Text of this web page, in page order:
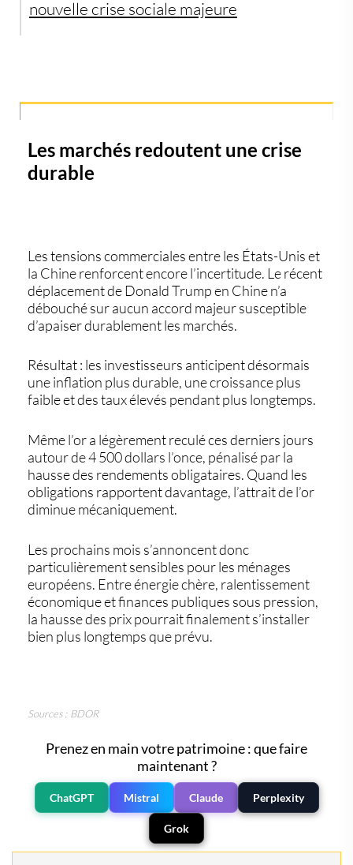
nouvelle crise sociale majeure
Les marchés redoutent une crise
durable
Les tensions commerciales entre les États-Unis et
la Chine renforcent encore l’incertitude. Le récent
déplacement de Donald Trump en Chine n’a
débouché sur aucun accord majeur susceptible
d’apaiser durablement les marchés.
Résultat : les investisseurs anticipent désormais
une inflation plus durable, une croissance plus
faible et des taux élevés pendant plus longtemps.
Même l’or a légèrement reculé ces derniers jours
autour de 4 500 dollars l’once, pénalisé par la
hausse des rendements obligataires. Quand les
obligations rapportent davantage, l’attrait de l’or
diminue mécaniquement.
Les prochains mois s’annoncent donc
particulièrement sensibles pour les ménages
européens. Entre énergie chère, ralentissement
économique et finances publiques sous pression,
la hausse des prix pourrait finalement s’installer
bien plus longtemps que prévu.
Sources : BDOR
Prenez en main votre patrimoine : que faire
maintenant ?
ChatGPT Mistral Claude Perplexity
Grok